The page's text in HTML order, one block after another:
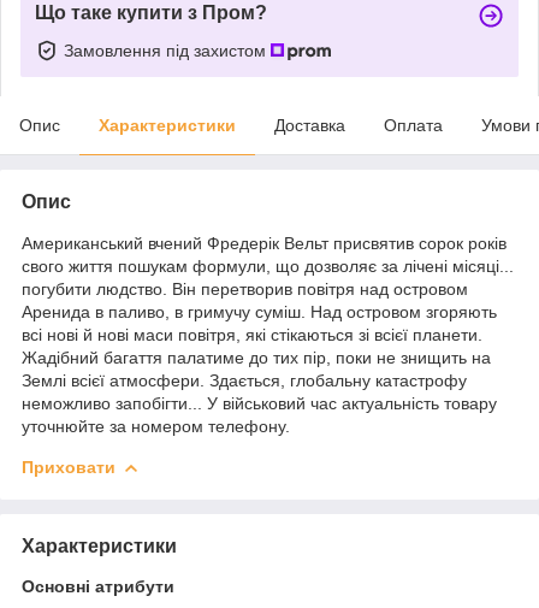
Що таке купити з Пром?
Замовлення під захистом
Опис Характеристики Доставка Оплата Умови
Опис
Американський вчений Фредерік Вельт присвятив сорок років
свого життя пошукам формули, що дозволяє за лічені місяці...
погубити людство. Він перетворив повітря над островом
Аренида в паливо, в гримучу суміш. Над островом згоряють
всі нові й нові маси повітря, які стікаються зі всієї планети.
Жадібний багаття палатиме до тих пір, поки не знищить на
Землі всієї атмосфери. Здається, глобальну катастрофу
неможливо запобігти... У військовий час актуальність товару
уточнюйте за номером телефону.
Приховати
Характеристики
Основні атрибути